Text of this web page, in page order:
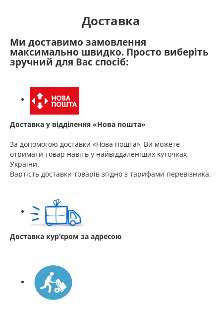
Доставка
Ми доставимо замовлення
максимально швидко. Просто виберіть
зручний для Вас спосіб:
Доставка у відділення «Нова пошта»
За допомогою доставки «Нова пошта», Ви можете
отримати товар навіть у найвіддаленіших куточках
України.
Вартість доставки товарів згідно з тарифами перевізника.
Доставка кур'єром за адресою